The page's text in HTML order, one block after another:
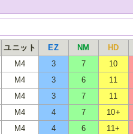
ユニット EZ NM HD
M4 3 7 10
M4 3 6 11
M4 3 7 11
M4 4 7 10+
M4 4 6 11+